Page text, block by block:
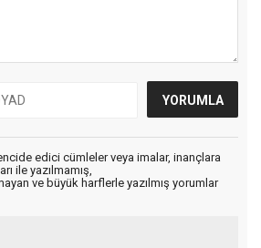
edici cümleler veya imalar, inançlara
ile yazılmamış,
ve büyük harflerle yazılmış yorumlar